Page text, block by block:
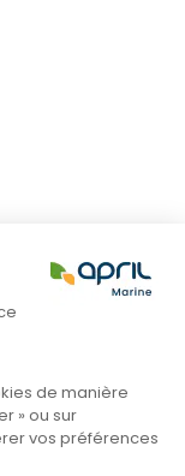
de manière
» ou sur
vos préférences